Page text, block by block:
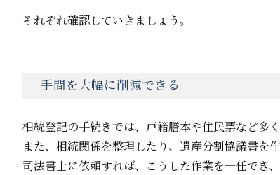
それぞれ確認していきましょう。
手間を大幅に削減できる
相続登記の手続きでは、戸籍謄本や住民票など多
また、相続関係を整理したり、遺産分割協議書を
司法書士に依頼すれば、こうした作業を一任でき